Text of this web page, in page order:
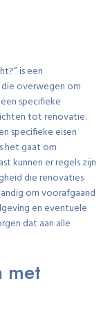
is een
overwegen om
specifieke
tot renovatie.
specifieke eisen
het gaat om
kunnen er regels zijn
die renovaties
om voorafgaand
en eventuele
dat aan alle
met